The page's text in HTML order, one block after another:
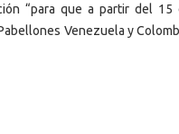
“para que a partir del
Venezuela y